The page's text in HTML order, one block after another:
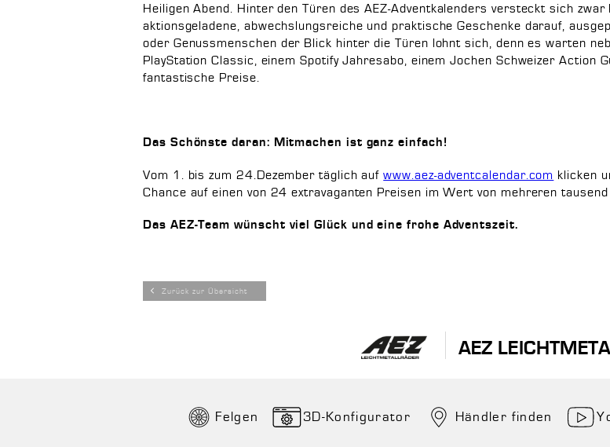
Heiligen Abend. Hinter den Türen des AEZ-Adventkalenders versteckt sich
aktionsgeladene, abwechslungsreiche und praktische Geschenke darauf,
oder Genussmenschen der Blick hinter die Türen lohnt sich, denn es warten
PlayStation Classic, einem Spotify Jahresabo, einem Jochen Schweizer Action
fantastische Preise.
Das Schönste daran: Mitmachen ist ganz einfach!
Vom 1. bis zum 24.Dezember täglich aufwww.aez-adventcalendar.com klicken
Chance auf einen von 24 extravaganten Preisen im Wert von mehreren tausend
Das AEZ-Team wünscht viel Glück und eine frohe Adventszeit.
Zurück zur Übersicht
AEZ
Felgen 3D-Konfigurator Händler finden